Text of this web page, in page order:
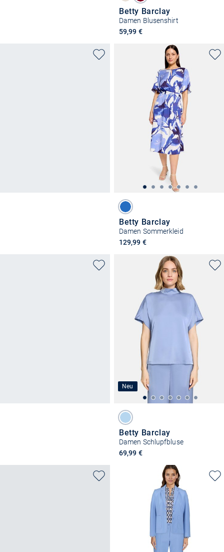
Betty Barclay
Damen Blusenshirt
59,99 €
Betty Barclay
Damen Sommerkleid
129,99 €
Neu
Betty Barclay
Damen Schlupfbluse
69,99 €